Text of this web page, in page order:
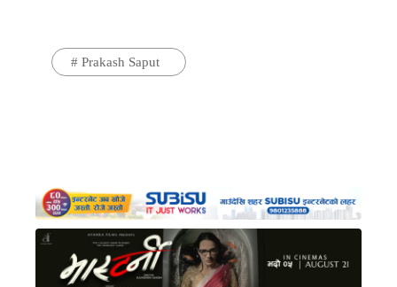
# Prakash Saput